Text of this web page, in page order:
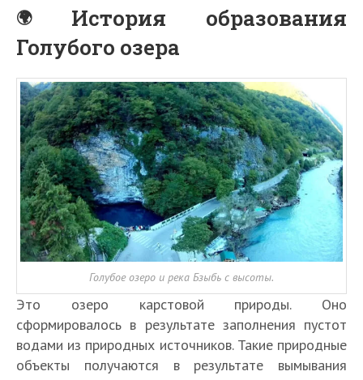
История образования
Голубого озера
Голубое озеро и река Бзыбь с высоты.
Это озеро карстовой природы. Оно
сформировалось в результате заполнения пустот
водами из природных источников. Такие природные
объекты получаются в результате вымывания